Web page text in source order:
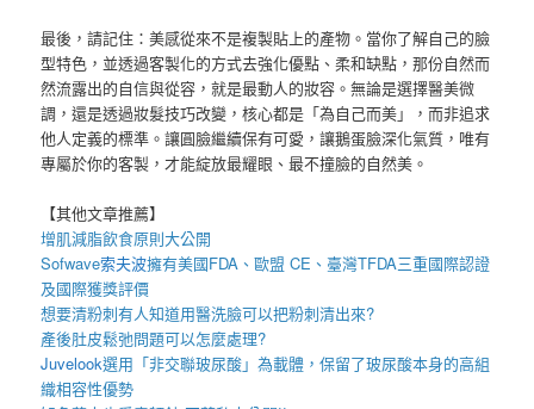
最後，請記住：美感從來不是複製貼上的產物。當你了解自己的臉
型特色，並透過客製化的方式去強化優點、柔和缺點，那份自然而
然流露出的自信與從容，就是最動人的妝容。無論是選擇醫美微
調，還是透過妝髮技巧改變，核心都是「為自己而美」，而非追求
他人定義的標準。讓圓臉繼續保有可愛，讓鵝蛋臉深化氣質，唯有
專屬於你的客製，才能綻放最耀眼、最不撞臉的自然美。
【其他文章推薦】
增肌減脂飲食原則大公開
Sofwave索夫波擁有美國FDA、歐盟 CE、臺灣TFDA三重國際認證
及國際獲獎評價
想要清粉刺有人知道用醫洗臉可以把粉刺清出來?
產後肚皮鬆弛問題可以怎麼處理?
Juvelook選用「非交聯玻尿酸」為載體，保留了玻尿酸本身的高組
織相容性優勢